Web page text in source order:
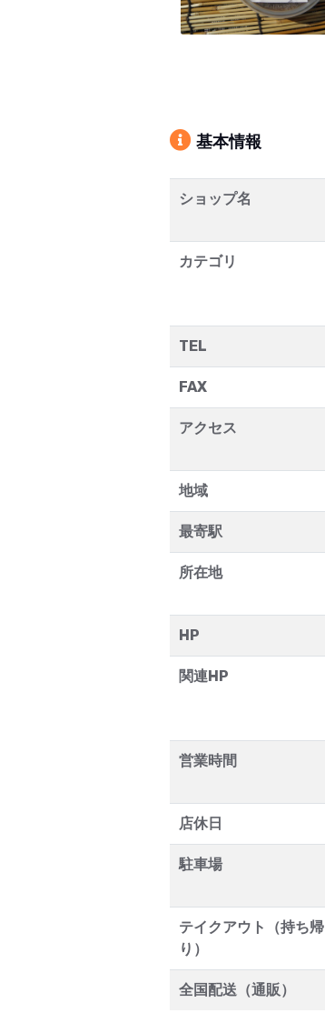
基本情報
ショップ名
カテゴリ
TEL
FAX
アクセス
地域
最寄駅
所在地
HP
関連HP
営業時間
店休日
駐車場
テイクアウト（持ち帰
り）
全国配送（通販）